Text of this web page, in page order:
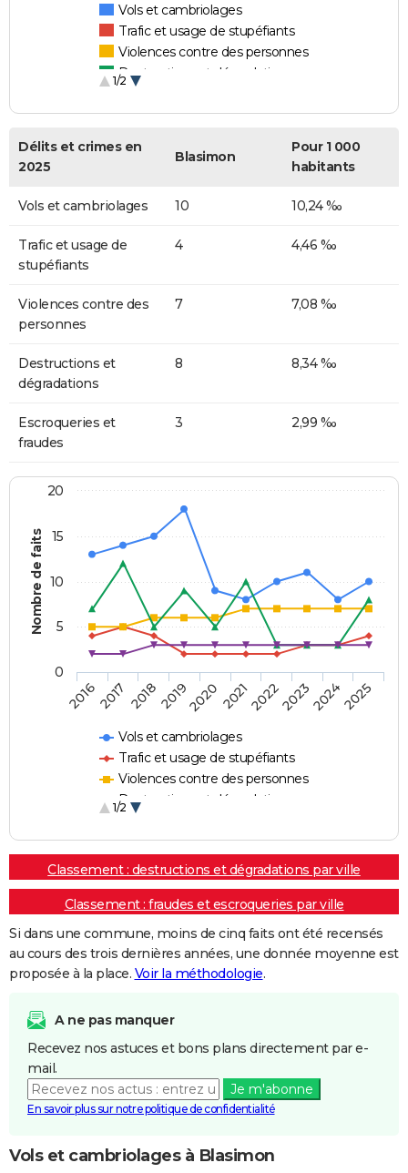
Vols et cambriolages
Trafic et usage de stupéfiants
Violences contre des personnes
Destructions et dégradations
1/2
Délits et crimes en
2025
Blasimon
Pour 1 000
habitants
Vols et cambriolages 10 10,24 ‰
Trafic et usage de
stupéfiants
4 4,46 ‰
Violences contre des
personnes
7 7,08 ‰
Destructions et
dégradations
8 8,34 ‰
Escroqueries et
fraudes
3 2,99 ‰
Nombre de faits
Vols et cambriolages
Trafic et usage de stupéfiants
Violences contre des personnes
Destructions et dégradations
1/2
20162017 20182019202020212022202320242025
0
5
10
15
20
Classement : destructions et dégradations par ville
Classement : fraudes et escroqueries par ville
Si dans une commune, moins de cinq faits ont été recensés
au cours des trois dernières années, une donnée moyenne est
proposée à la place. Voir la méthodologie.
A ne pas manquer
Recevez nos astuces et bons plans directement par e-
mail.
Je m'abonne
En savoir plus sur notre politique de confidentialité
Vols et cambriolages à Blasimon